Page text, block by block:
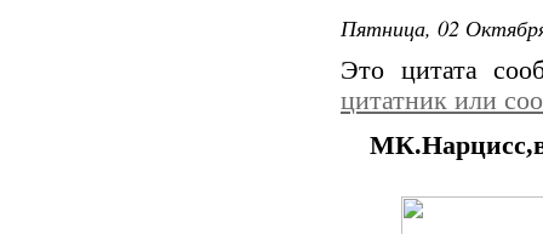
Пятница, 02
Это цитата
цитатник или